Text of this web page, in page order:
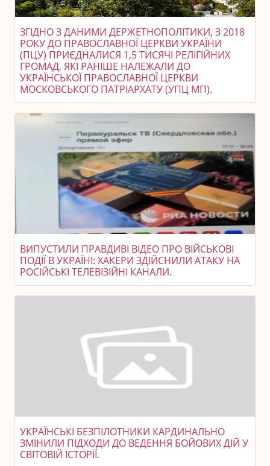
ЗГІДНО З ДАНИМИ ДЕРЖЕТНОПОЛІТИКИ, З 2018
РОКУ ДО ПРАВОСЛАВНОЇ ЦЕРКВИ УКРАЇНИ
(ПЦУ) ПРИЄДНАЛИСЯ 1,5 ТИСЯЧІ РЕЛІГІЙНИХ
ГРОМАД, ЯКІ РАНІШЕ НАЛЕЖАЛИ ДО
УКРАЇНСЬКОЇ ПРАВОСЛАВНОЇ ЦЕРКВИ
МОСКОВСЬКОГО ПАТРІАРХАТУ (УПЦ МП).
ВИПУСТИЛИ ПРАВДИВІ ВІДЕО ПРО ВІЙСЬКОВІ
ПОДІЇ В УКРАЇНІ: ХАКЕРИ ЗДІЙСНИЛИ АТАКУ НА
РОСІЙСЬКІ ТЕЛЕВІЗІЙНІ КАНАЛИ.
УКРАЇНСЬКІ БЕЗПІЛОТНИКИ КАРДИНАЛЬНО
ЗМІНИЛИ ПІДХОДИ ДО ВЕДЕННЯ БОЙОВИХ ДІЙ У
СВІТОВІЙ ІСТОРІЇ.